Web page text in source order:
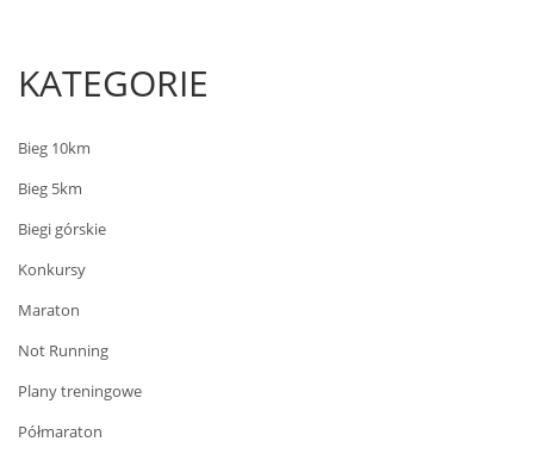
KATEGORIE
Bieg 10km
Bieg 5km
Biegi górskie
Konkursy
Maraton
Not Running
Plany treningowe
Półmaraton